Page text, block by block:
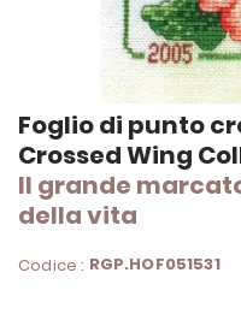
Foglio di punto
Crossed Wing
Il grande
della vita
Codice : RGP.HOF051531
Vai
all'inizio
della
galleria
di